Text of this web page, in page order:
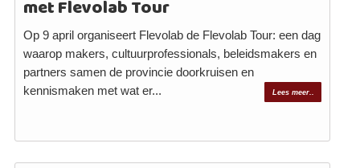
met Flevolab Tour
Op 9 april organiseert Flevolab de Flevolab Tour: een dag
waarop makers, cultuurprofessionals, beleidsmakers en
partners samen de provincie doorkruisen en
kennismaken met wat er...
Lees meer..